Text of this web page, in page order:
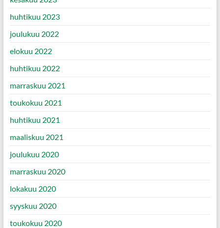
huhtikuu 2023
joulukuu 2022
elokuu 2022
huhtikuu 2022
marraskuu 2021
toukokuu 2021
huhtikuu 2021
maaliskuu 2021
joulukuu 2020
marraskuu 2020
lokakuu 2020
syyskuu 2020
toukokuu 2020